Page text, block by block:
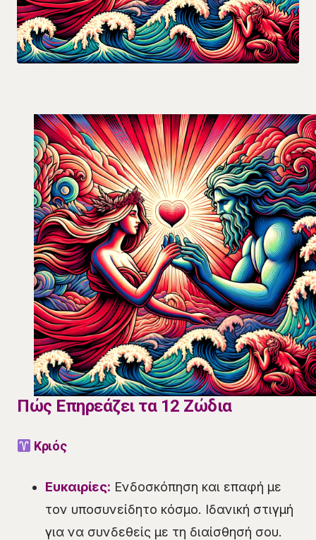
Πώς Επηρεάζει τα 12 Ζώδια
Κριός
Ευκαιρίες: Ενδοσκόπηση και επαφή με
τον υποσυνείδητο κόσμο. Ιδανική στιγμή
για να συνδεθείς με τη διαίσθησή σου.